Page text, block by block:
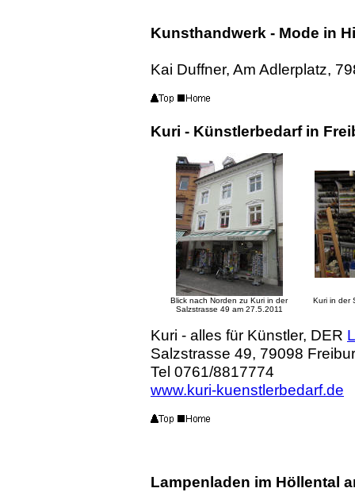
Kunsthandwerk - Mode in
Kai Duffner, Am Adlerplatz,
Kuri - Künstlerbedarf in
Blick nach Norden zu Kuri in der
Salzstrasse 49 am 27.5.2011
Kuri in der
Kuri - alles für Künstler, DER
Salzstrasse 49, 79098
Tel 0761/8817774
www.kuri-kuenstlerbedarf.de
Lampenladen im Höllental